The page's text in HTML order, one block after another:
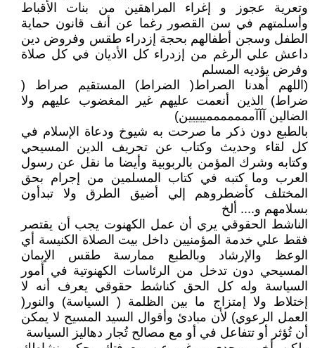
وتعرية عجوز و إغراء المراهقين من بنات الأقباط
وأسلمتهم في سن القصور رغما عن أنف قانون حماية
الطفل وسجن أطفالهم بحجة إزدراء طقس وفروض دين
داعش علي الرغم من إزدراء كل الأديان في كل صلاة
وفرض يؤديه المسلم
(اللهم أهدنا الصراط( الضراط) المستقيم صراط (
ضراط) الذين أنعمت عليهم غير المغضوب عليهم ولا
الضالين آآآمممممممييييين)
بالطبع دون ذكر ما صرحت به شيوخ ودعاة الإسلام في
كل لقاء وحديث وكتاب عن تحريف الدين المسيحي
وكتابه وشرك المؤمن بالربوبية وأيضا ما نقل عن رسول
العرب وما كتبه في كتاب المسلمين من إجرام بحق
المختلف كأضطروهم إلي أضيق الطرق ولا تبدأون
بسلامهم و.... ألخ
الناشط الحقوقي يري أن عمل الكهنوت يجب أن يقتصر
فقط علي خدمة المؤمنيين داخل بيت الصلاة الكنيسة أي
الوعظ والإرشاد وبالطبع ممارسة طقس الإيمان
المسيحي دون تدخل من الرئاسات الكهنوتية في أمور
السياسة وله كل الحق كناشط حقوقي يعرف أنه لا
إختلاط ولا إمتزاج ما بين الظلمة ( السياسة) والنور(
العمل الرعوي) لأن مبادئ وأقوال السيد المسيح لا يمكن
أن تُؤثر أو تتفاعل في أو مع مصالح تُجار دهاليز السياسة